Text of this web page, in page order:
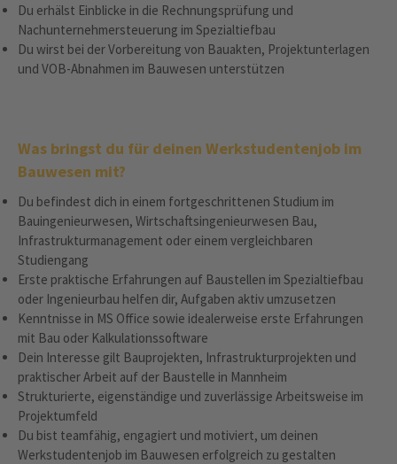
Du erhälst Einblicke in die Rechnungsprüfung und
Nachunternehmersteuerung im Spezialtiefbau
Du wirst bei der Vorbereitung von Bauakten, Projektunterlagen
und VOB-Abnahmen im Bauwesen unterstützen
Was bringst du für deinen Werkstudentenjob im
Bauwesen mit?
Du befindest dich in einem fortgeschrittenen Studium im
Bauingenieurwesen, Wirtschaftsingenieurwesen Bau,
Infrastrukturmanagement oder einem vergleichbaren
Studiengang
Erste praktische Erfahrungen auf Baustellen im Spezialtiefbau
oder Ingenieurbau helfen dir, Aufgaben aktiv umzusetzen
Kenntnisse in MS Office sowie idealerweise erste Erfahrungen
mit Bau oder Kalkulationssoftware
Dein Interesse gilt Bauprojekten, Infrastrukturprojekten und
praktischer Arbeit auf der Baustelle in Mannheim
Strukturierte, eigenständige und zuverlässige Arbeitsweise im
Projektumfeld
Du bist teamfähig, engagiert und motiviert, um deinen
Werkstudentenjob im Bauwesen erfolgreich zu gestalten